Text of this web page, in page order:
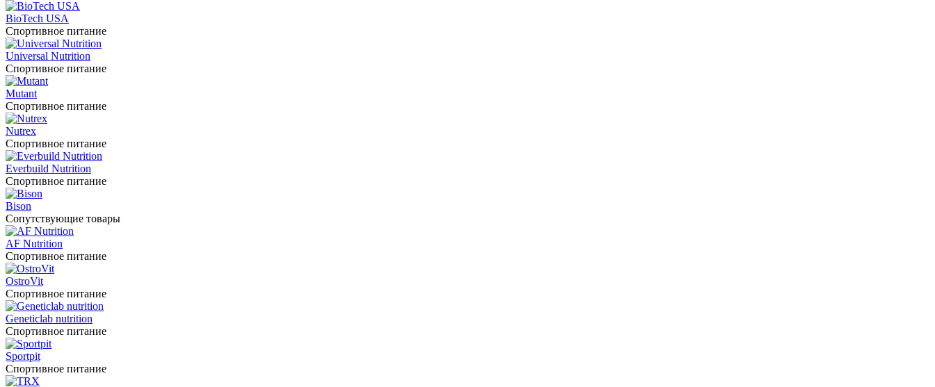
BioTech USA
Спортивное питание
Universal Nutrition
Спортивное питание
Mutant
Спортивное питание
Nutrex
Спортивное питание
Everbuild Nutrition
Спортивное питание
Bison
Сопутствующие товары
AF Nutrition
Спортивное питание
OstroVit
Спортивное питание
Geneticlab nutrition
Спортивное питание
Sportpit
Спортивное питание